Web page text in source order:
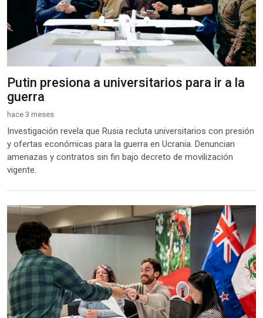
Putin presiona a universitarios para ir a la
guerra
hace 3 meses
Investigación revela que Rusia recluta universitarios con presión
y ofertas económicas para la guerra en Ucrania. Denuncian
amenazas y contratos sin fin bajo decreto de movilización
vigente.